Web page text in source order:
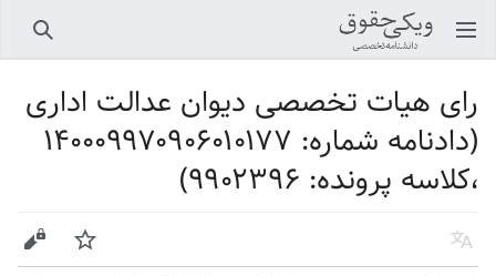
باز کردن منو اصلی جستجو
رای هیات تخصصی دیوان عدالت اداری
(دادنامه شماره: ۱۴۰۰۰۹۹۷۰۹۰۶۰۱۰۱۷۷
،کلاسه پرونده: ۹۹۰۲۳۹۶)
زبان پیگیری ویرایش